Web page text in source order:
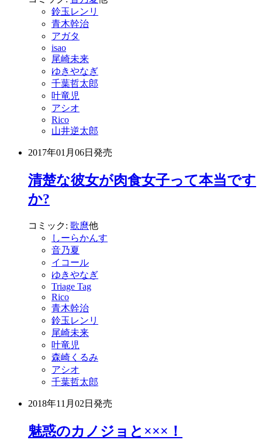
鈴玉レンリ
青木幹治
アガタ
isao
尾崎未来
ゆきやなぎ
千葉哲太郎
叶竜児
アシオ
Rico
山井逆太郎
2017年01月06日 発売
清楚な彼女が肉食女子って本当です
か?
コミック: 歌麿他
しーらかんす
音乃夏
イコール
ゆきやなぎ
Triage Tag
Rico
青木幹治
鈴玉レンリ
尾崎未来
叶竜児
森崎くるみ
アシオ
千葉哲太郎
2018年11月02日 発売
魅惑のカノジョと×××！